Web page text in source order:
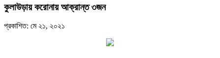
কুলাউড়ায় করোনায় আক্রান্ত ৩জন
প্রকাশিত: মে ২১, ২০২১